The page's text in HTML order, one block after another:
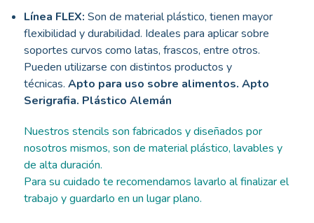
Línea FLEX: Son de material plástico, tienen mayor
flexibilidad y durabilidad. Ideales para aplicar sobre
soportes curvos como latas, frascos, entre otros.
Pueden utilizarse con distintos productos y
técnicas. Apto para uso sobre alimentos. Apto
Serigrafia. Plástico Alemán
Nuestros stencils son fabricados y diseñados por
nosotros mismos, son de material plástico, lavables y
de alta duración.
Para su cuidado te recomendamos lavarlo al finalizar el
trabajo y guardarlo en un lugar plano.